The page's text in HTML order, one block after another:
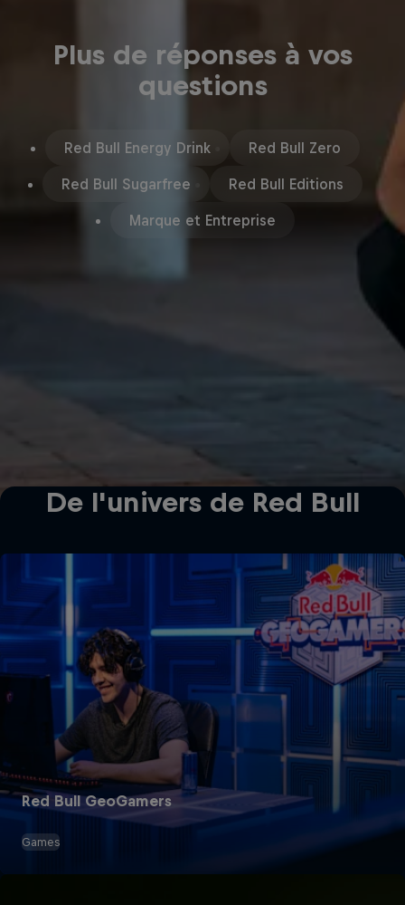
Plus de réponses à vos
questions
Red Bull Energy Drink Red Bull Zero
Red Bull Sugarfree Red Bull Editions
Marque et Entreprise
De l'univers de Red Bull
Red Bull GeoGamers
Games